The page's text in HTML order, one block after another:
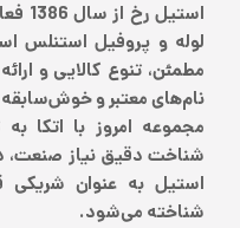
لوله و پروفیل استنلس
مطمئن، تنوع کالایی و
نام‌های معتبر و
مجموعه امروز با اتکا
شناخت دقیق نیاز صنعت،
استیل به عنوان شریکی
شناخته می‌شود.